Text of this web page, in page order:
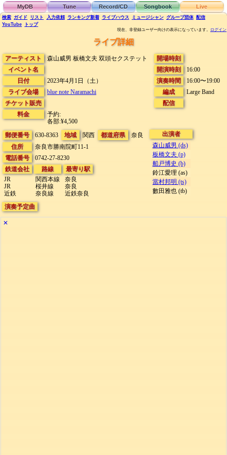
MyDB Tune Record/CD Songbook Live
検索 ガイド リスト 入力依頼 ランキング新着 ライブハウス ミュージシャン グループ団体 配信
YouTube
トップ
現在、非登録ユーザー向けの表示になっています。 ログイン
ライブ詳細
アーティスト
森山威男 板橋文夫 双頭セクステット
イベント名
日付
2023年4月1日（土）
ライブ会場
blue note Naramachi
チケット販売
料金
予約:
各部:¥4,500
開場時刻
開演時刻
16:00
演奏時間
16:00〜19:00
編成
Large Band
配信
郵便番号 630-8363 地域 関西 都道府県
奈良
住所
奈良市勝南院町11-1
電話番号
0742-27-8230
鉄道会社
JR
JR
近鉄
路線
関西本線
桜井線
奈良線
最寄り駅
奈良
奈良
近鉄奈良
出演者
森山威男 (ds)
板橋文夫 (p)
船戸博史 (b)
鈴江愛理 (as)
當村邦明 (ts)
數田雅也 (tb)
演奏予定曲
✕